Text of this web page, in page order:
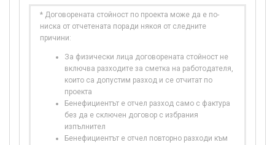
* Договорената стойност по проекта може да е по-
ниска от отчетената поради някоя от следните
причини:
За физически лица договорената стойност не
включва разходите за сметка на работодателя,
които са допустим разход и се отчитат по
проекта
Бенефициентът е отчел разход само с фактура
без да е сключен договор с избрания
изпълнител
Бенефициентът е отчел повторно разходи към